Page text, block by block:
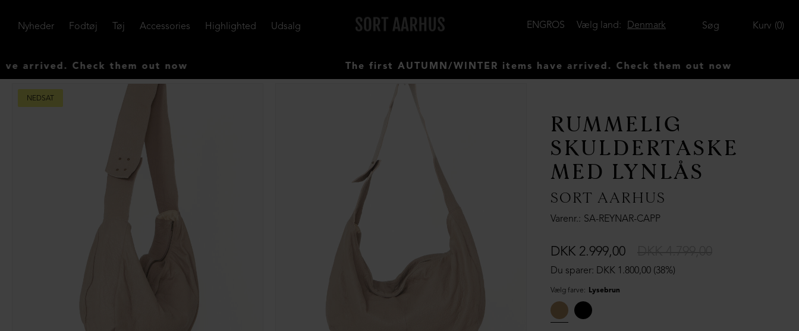
Nyheder Fodtøj Tøj Accessories Highlighted Udsalg Kurv 0
Søg
Denmark
Vælg land:
ENGROS
Check them out now The first AUTUMN/WINTER items have arrived. Check them out now
NEDSAT
RUMMELIG
SKULDERTASKE
MED LYNLÅS
SORT AARHUS
Varenr. SA-REYNAR-CAPP
Du sparer: DKK 1.800,00 (38%)
DKK 2.999,00
Vælg farve: Lysebrun